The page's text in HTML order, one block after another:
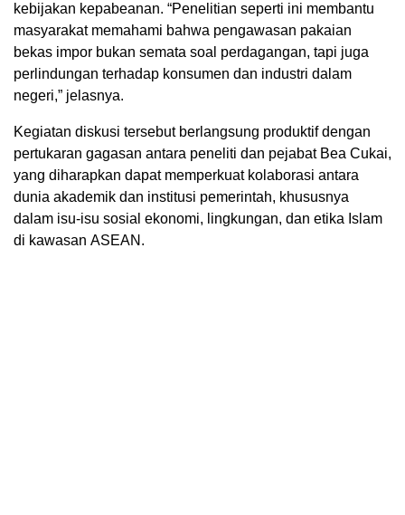
kebijakan kepabeanan. “Penelitian seperti ini membantu
masyarakat memahami bahwa pengawasan pakaian
bekas impor bukan semata soal perdagangan, tapi juga
perlindungan terhadap konsumen dan industri dalam
negeri,” jelasnya.
Kegiatan diskusi tersebut berlangsung produktif dengan
pertukaran gagasan antara peneliti dan pejabat Bea Cukai,
yang diharapkan dapat memperkuat kolaborasi antara
dunia akademik dan institusi pemerintah, khususnya
dalam isu-isu sosial ekonomi, lingkungan, dan etika Islam
di kawasan ASEAN.